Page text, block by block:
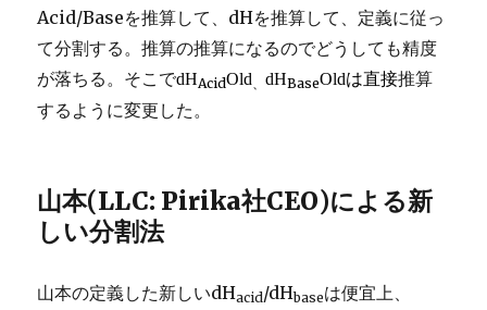
Acid/Baseを推算して、dHを推算して、定義に従っ
て分割する。推算の推算になるのでどうしても精度
が落ちる。そこでdHAcidOld 、dHBaseOldは直接推算
するように変更した。
山本(LLC: Pirika社CEO)による新
しい分割法
山本の定義した新しいdHacid/dHbaseは便宜上、